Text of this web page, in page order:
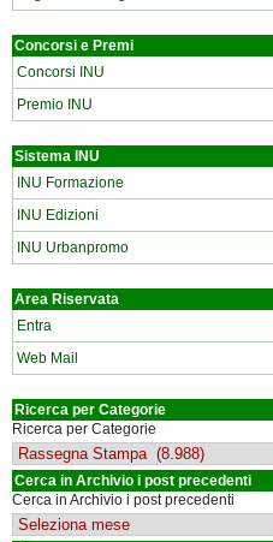
Concorsi e Premi
Concorsi INU
Premio INU
Sistema INU
INU Formazione
INU Edizioni
INU Urbanpromo
Area Riservata
Entra
Web Mail
Ricerca per Categorie
Ricerca per Categorie
Cerca in Archivio i post precedenti
Cerca in Archivio i post precedenti